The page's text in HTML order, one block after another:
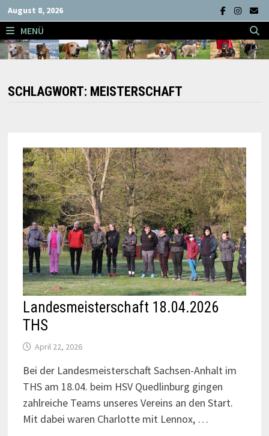
Zum
Inhalt
springen
August 8, 2026
MENÜ
SCHLAGWORT: MEISTERSCHAFT
Landesmeisterschaft 18.04.2026
THS
April 22, 2026
Bei der Landesmeisterschaft Sachsen-Anhalt im
THS am 18.04. beim HSV Quedlinburg gingen
zahlreiche Teams unseres Vereins an den Start.
Mit dabei waren Charlotte mit Lennox, …